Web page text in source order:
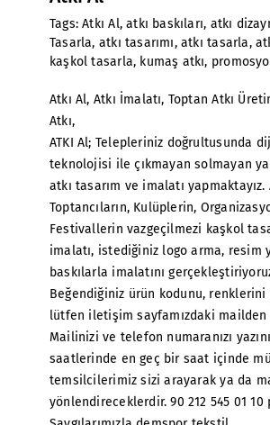
Tags:Atkı Al,atkı baskıları, atkı
Tasarla, atkı tasarımı,atkı tasarla,
kaşkol tasarla, kumaş atkı,
Atkı Al, Atkı İmalatı, Toptan Atkı
Atkı,
ATKI Al; Telepleriniz doğrultusunda
teknolojisi ile çıkmayan solmayan
atkı tasarım ve imalatı yapmaktayız.
Toptancıların, Kulüplerin,
Festivallerin vazgeçilmezi kaşkol
imalatı, istediğiniz logo arma, resim
baskılarla imalatını
Beğendiğiniz ürün kodunu,
lütfen iletişim sayfamızdaki
Mailinizi ve telefon numaranızı
saatlerinde en geç bir saat içinde
temsilcilerimiz sizi arayarak ya da
yönlendireceklerdir. 90 212 545 01 10